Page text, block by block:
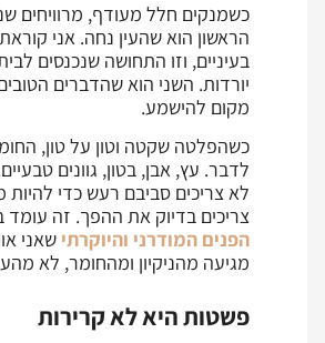
כשמנקים חלל מעודף, מרוויחים
הראשון הוא שהעין נחה. אני
בעיניים, וזו התחושה שנכנסים
יורדות. השני הוא שהדברים
מקום להישמע.
כשהפלטה שקטה וטון על טון,
לדבר. עץ, אבן, בטון, גוונים
לא צריכים סביבם רעש כדי להיות
צריכים בדיוק את ההפך. זה עומד
הפנים המודרני והיוקרתי שאני
מגיעה מהניקיון ומהחומר, לא
פשטות היא לא קרירות